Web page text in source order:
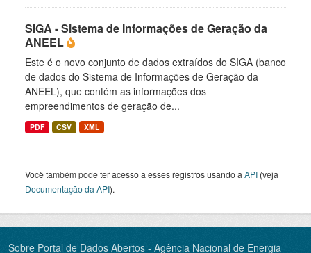
SIGA - Sistema de Informações de Geração da
ANEEL
Este é o novo conjunto de dados extraídos do SIGA (banco
de dados do Sistema de Informações de Geração da
ANEEL), que contém as informações dos
empreendimentos de geração de...
PDF CSV XML
Você também pode ter acesso a esses registros usando a API (veja
Documentação da API).
Sobre Portal de Dados Abertos - Agência Nacional de Energia